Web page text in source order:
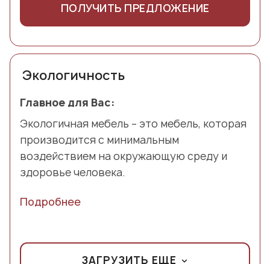
ПОЛУЧИТЬ ПРЕДЛОЖЕНИЕ
Экологичность
Главное для Вас:
Экологичная мебель – это мебель, которая
производится с минимальным
воздействием на окружающую среду и
здоровье человека.
Подробнее
ЗАГРУЗИТЬ ЕЩЕ